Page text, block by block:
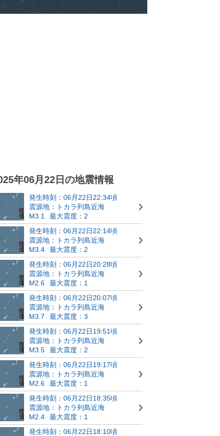
年06月22日の地震情報
発生時刻：06月22日22:34頃
震源地：トカラ列島近海
M3.1
最大震度：2
発生時刻：06月22日22:14頃
震源地：トカラ列島近海
M3.4
最大震度：2
発生時刻：06月22日20:28頃
震源地：トカラ列島近海
M2.6
最大震度：1
発生時刻：06月22日20:07頃
震源地：トカラ列島近海
M3.7
最大震度：3
発生時刻：06月22日19:51頃
震源地：トカラ列島近海
M3.5
最大震度：2
発生時刻：06月22日19:17頃
震源地：トカラ列島近海
M2.6
最大震度：1
発生時刻：06月22日18:35頃
震源地：トカラ列島近海
M2.4
最大震度：1
発生時刻：06月22日18:10頃